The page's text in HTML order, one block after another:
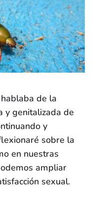
de la
y genitalizada de
y
sobre la
en nuestras
ampliar
sexual.